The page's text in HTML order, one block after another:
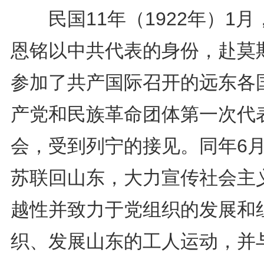
民国11年（1922年）1月
恩铭以中共代表的身份，赴莫
参加了共产国际召开的远东各
产党和民族革命团体第一次代
会，受到列宁的接见。同年6
苏联回山东，大力宣传社会主
越性并致力于党组织的发展和
织、发展山东的工人运动，并